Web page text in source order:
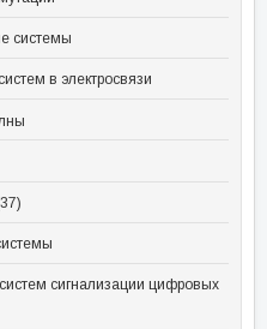
системы
в электросвязи
сигнализации цифровых